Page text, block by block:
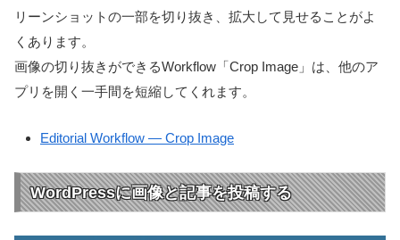
リーンショットの一部を切り抜き、拡大して見せることがよ
くあります。
画像の切り抜きができるWorkflow「Crop Image」は、他のア
プリを開く一手間を短縮してくれます。
Editorial Workflow — Crop Image
WordPressに画像と記事を投稿する